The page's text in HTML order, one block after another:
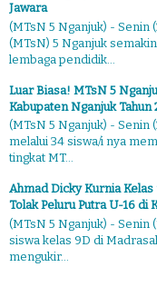
Jawara
(MTsN 5 Nganjuk) - Senin
(MTsN) 5 Nganjuk
lembaga pendidik...
Luar Biasa! MTsN 5
Kabupaten Nganjuk Tahun
(MTsN 5 Nganjuk) - Senin
melalui 34 siswa/i nya
tingkat MT...
Ahmad Dicky Kurnia
Tolak Peluru Putra U-16 di
(MTsN 5 Nganjuk) - Senin
siswa kelas 9D di
mengukir...